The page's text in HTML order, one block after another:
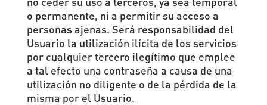
o permanente, ni a permitir su acceso a
personas ajenas. Será responsabilidad del
Usuario la utilización ilícita de los servicios
por cualquier tercero ilegítimo que emplee
a tal efecto una contraseña a causa de una
utilización no diligente o de la pérdida de la
misma por el Usuario.